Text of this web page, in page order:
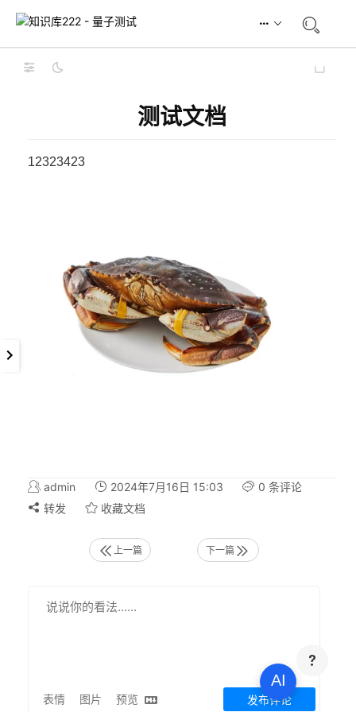
测试文档
12323423
admin 2024年7月16日 15:03
0 条评论
转发
收藏文档
上一篇 下一篇
表情 图片 预览 发布评论
AI